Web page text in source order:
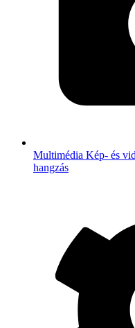
Multimédia Kép- és
hangzás